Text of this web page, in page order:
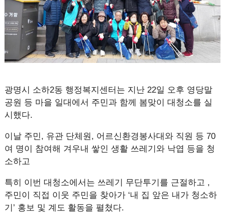
광명시 소하2동 행정복지센터는 지난 22일 오후 영당말
공원 등 마을 일대에서 주민과 함께 봄맞이 대청소를 실
시했다.
이날 주민, 유관 단체원, 어르신환경봉사대와 직원 등 70
여 명이 참여해 겨우내 쌓인 생활 쓰레기와 낙엽 등을 청
소하고
특히 이번 대청소에서는 쓰레기 무단투기를 근절하고 ,
주민이 직접 이웃 주민을 찾아가 ‘내 집 앞은 내가 청소하
기’ 홍보 및 계도 활동을 펼쳤다.